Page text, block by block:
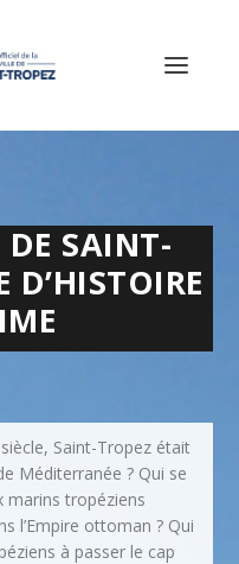
SAINT-
D’HISTOIRE
Saint-Tropez était
Méditerranée ? Qui se
marins tropéziens
l’Empire ottoman ? Qui
à passer le cap